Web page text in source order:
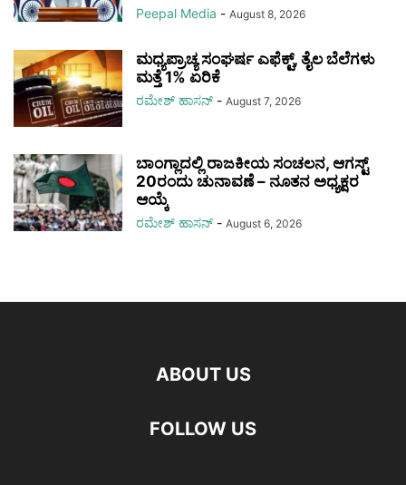
Peepal Media - August 8, 2026
ಮಧ್ಯಪ್ರಾಚ್ಯ ಸಂಘರ್ಷ ಎಫೆಕ್ಟ್, ತೈಲ ಬೆಲೆಗಳು
ಮತ್ತೆ 1% ಏರಿಕೆ
ರಮೇಶ್‌ ಹಾಸನ್‌ - August 7, 2026
ಬಾಂಗ್ಲಾದಲ್ಲಿ ರಾಜಕೀಯ ಸಂಚಲನ, ಆಗಸ್ಟ್
20ರಂದು ಚುನಾವಣೆ – ನೂತನ ಅಧ್ಯಕ್ಷರ
ಆಯ್ಕೆ
ರಮೇಶ್‌ ಹಾಸನ್‌ - August 6, 2026
ABOUT US
FOLLOW US